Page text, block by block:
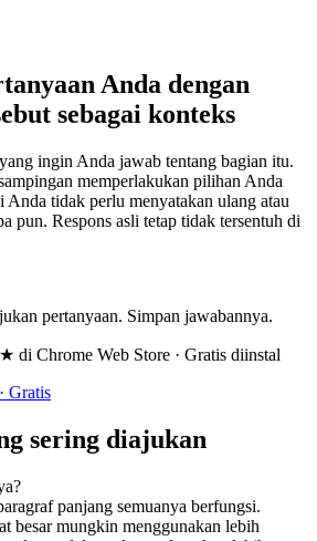
Anda dengan
sebagai konteks
ingin Anda jawab tentang bagian itu.
memperlakukan pilihan Anda
Anda tidak perlu menyatakan ulang atau
pun. Respons asli tetap tidak tersentuh di
pertanyaan. Simpan jawabannya.
di Chrome Web Store · Gratis diinstal
Gratis
sering diajukan
panjang semuanya berfungsi.
besar mungkin menggunakan lebih